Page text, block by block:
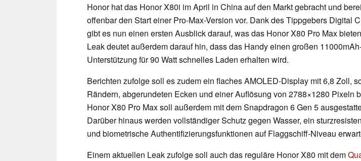
Honor hat das Honor X80i im April in China auf den Markt gebracht und
offenbar den Start einer Pro-Max-Version vor. Dank des Tippgebers Digital
gibt es nun einen ersten Ausblick darauf, was das Honor X80 Pro Max
Leak deutet außerdem darauf hin, dass das Handy einen großen
Unterstützung für 90 Watt schnelles Laden erhalten wird.
Berichten zufolge soll es zudem ein flaches AMOLED-Display mit 6,8 Zoll,
Rändern, abgerundeten Ecken und einer Auflösung von 2788×1280 Pixeln
Honor X80 Pro Max soll außerdem mit dem Snapdragon 6 Gen 5
Darüber hinaus werden vollständiger Schutz gegen Wasser, ein
und biometrische Authentifizierungsfunktionen auf Flaggschiff-Niveau
Einem aktuellen Leak zufolge soll auch das reguläre Honor X80 mit dem